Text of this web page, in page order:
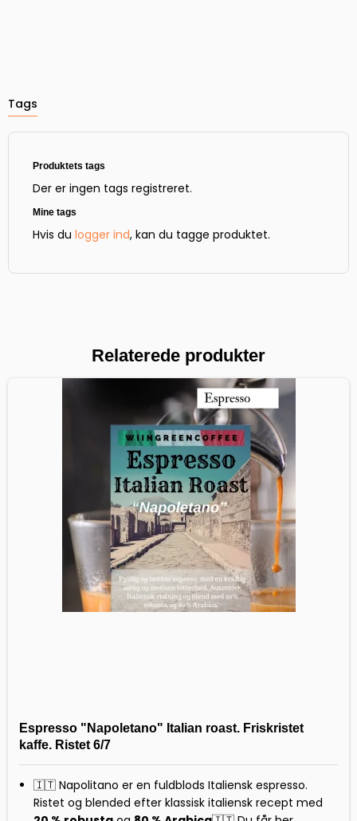
Tags
Produktets tags
Der er ingen tags registreret.
Mine tags
Hvis du logger ind, kan du tagge produktet.
Relaterede produkter
Espresso "Napoletano" Italian roast. Friskristet
kaffe. Ristet 6/7
🇮🇹 Napolitano er en fuldblods Italiensk espresso.
Ristet og blended efter klassisk italiensk recept med